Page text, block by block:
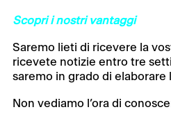
Scopri i nostri vantaggi
Saremo lieti di ricevere la
ricevete notizie entro tre
saremo in grado di elaborare
Non vediamo l’ora di